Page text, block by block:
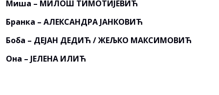
Миша – МИЛОШ ТИМОТИЈЕВИЋ
Бранка – АЛЕКСАНДРА ЈАНКОВИЋ
Боба – ДЕЈАН ДЕДИЋ / ЖЕЉКО МАКСИМОВИЋ
Она – ЈЕЛЕНА ИЛИЋ